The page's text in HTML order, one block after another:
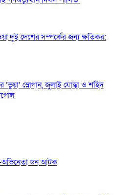
দুই দেশের সম্পর্কের জন্য ক্ষতিকর:
‘ভুয়া’ স্লোগান, জুলাই যোদ্ধা ও শহিদ
অভিনেতা ডন আটক